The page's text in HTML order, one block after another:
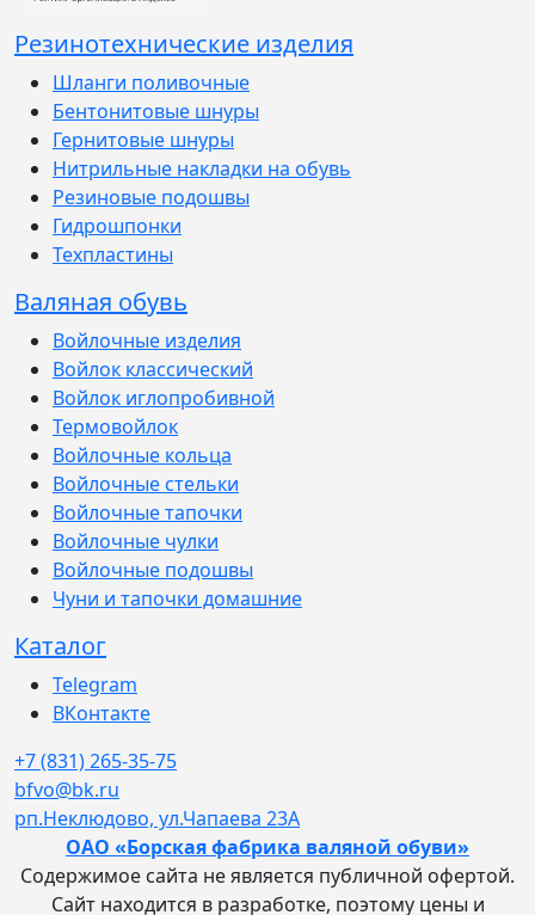
Резинотехнические изделия
Шланги поливочные
Бентонитовые шнуры
Гернитовые шнуры
Нитрильные накладки на обувь
Резиновые подошвы
Гидрошпонки
Техпластины
Валяная обувь
Войлочные изделия
Войлок классический
Войлок иглопробивной
Термовойлок
Войлочные кольца
Войлочные стельки
Войлочные тапочки
Войлочные чулки
Войлочные подошвы
Чуни и тапочки домашние
Каталог
Telegram
ВКонтакте
+7 (831) 265-35-75
bfvo@bk.ru
рп.Неклюдово, ул.Чапаева 23А
ОАО «Борская фабрика валяной обуви»
Содержимое сайта не является публичной офертой.
Сайт находится в разработке, поэтому цены и